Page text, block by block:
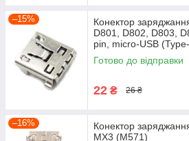
–15%
Конектор
D801, D802, D803,
pin, micro-USB
Готово до відправки
22 ₴ 26 ₴
–16%
Конектор
MX3 (M571)